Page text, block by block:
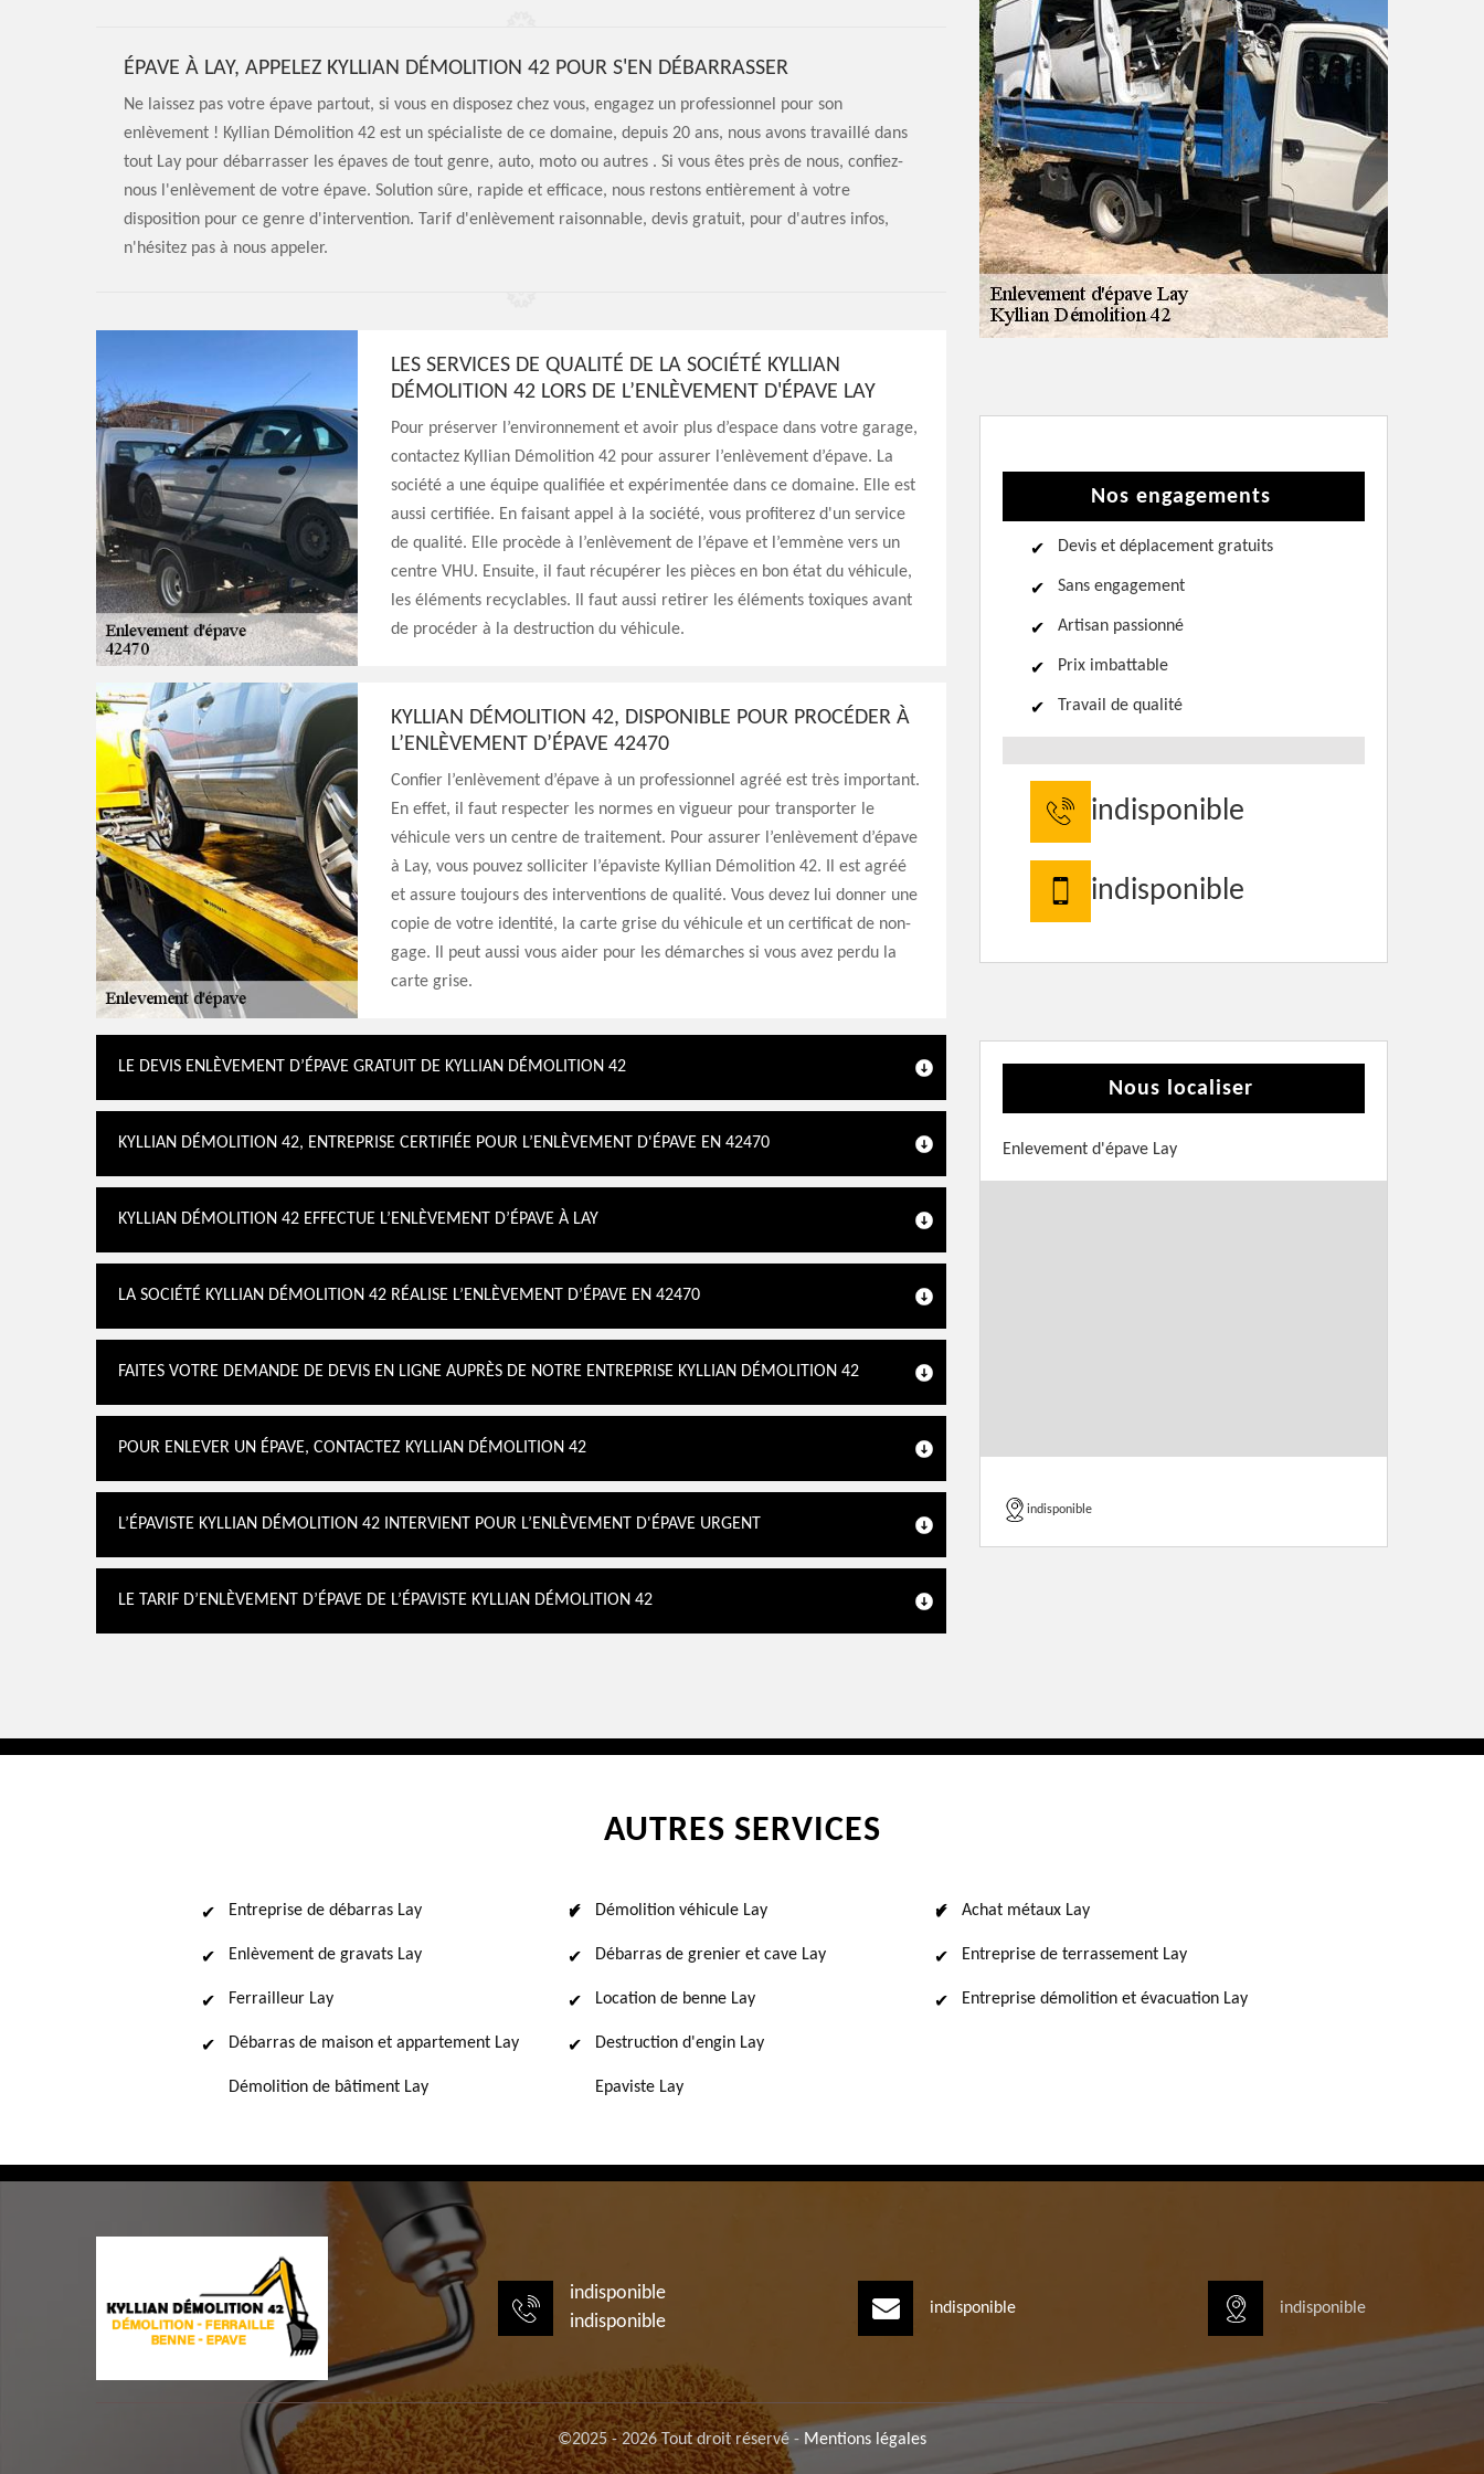
ÉPAVE À LAY, APPELEZ KYLLIAN DÉMOLITION 42 POUR S'EN DÉBARRASSER
Ne laissez pas votre épave partout, si vous en disposez chez vous, engagez un professionnel pour son
enlèvement ! Kyllian Démolition 42 est un spécialiste de ce domaine, depuis 20 ans, nous avons travaillé dans
tout Lay pour débarrasser les épaves de tout genre, auto, moto ou autres . Si vous êtes près de nous, confiez-
nous l'enlèvement de votre épave. Solution sûre, rapide et efficace, nous restons entièrement à votre
disposition pour ce genre d'intervention. Tarif d'enlèvement raisonnable, devis gratuit, pour d'autres infos,
n'hésitez pas à nous appeler.
LES SERVICES DE QUALITÉ DE LA SOCIÉTÉ KYLLIAN
DÉMOLITION 42 LORS DE L’ENLÈVEMENT D'ÉPAVE LAY
Pour préserver l’environnement et avoir plus d’espace dans votre garage,
contactez Kyllian Démolition 42 pour assurer l’enlèvement d’épave. La
société a une équipe qualifiée et expérimentée dans ce domaine. Elle est
aussi certifiée. En faisant appel à la société, vous profiterez d'un service
de qualité. Elle procède à l’enlèvement de l’épave et l’emmène vers un
centre VHU. Ensuite, il faut récupérer les pièces en bon état du véhicule,
les éléments recyclables. Il faut aussi retirer les éléments toxiques avant
de procéder à la destruction du véhicule.
KYLLIAN DÉMOLITION 42, DISPONIBLE POUR PROCÉDER À
L’ENLÈVEMENT D’ÉPAVE 42470
Confier l’enlèvement d’épave à un professionnel agréé est très important.
En effet, il faut respecter les normes en vigueur pour transporter le
véhicule vers un centre de traitement. Pour assurer l’enlèvement d’épave
à Lay, vous pouvez solliciter l’épaviste Kyllian Démolition 42. Il est agréé
et assure toujours des interventions de qualité. Vous devez lui donner une
copie de votre identité, la carte grise du véhicule et un certificat de non-
gage. Il peut aussi vous aider pour les démarches si vous avez perdu la
carte grise.
LE DEVIS ENLÈVEMENT D’ÉPAVE GRATUIT DE KYLLIAN DÉMOLITION 42
KYLLIAN DÉMOLITION 42, ENTREPRISE CERTIFIÉE POUR L’ENLÈVEMENT D'ÉPAVE EN 42470
KYLLIAN DÉMOLITION 42 EFFECTUE L’ENLÈVEMENT D’ÉPAVE À LAY
LA SOCIÉTÉ KYLLIAN DÉMOLITION 42 RÉALISE L’ENLÈVEMENT D’ÉPAVE EN 42470
FAITES VOTRE DEMANDE DE DEVIS EN LIGNE AUPRÈS DE NOTRE ENTREPRISE KYLLIAN DÉMOLITION 42
POUR ENLEVER UN ÉPAVE, CONTACTEZ KYLLIAN DÉMOLITION 42
L’ÉPAVISTE KYLLIAN DÉMOLITION 42 INTERVIENT POUR L’ENLÈVEMENT D'ÉPAVE URGENT
LE TARIF D’ENLÈVEMENT D’ÉPAVE DE L’ÉPAVISTE KYLLIAN DÉMOLITION 42
Nos engagements
Devis et déplacement gratuits
Sans engagement
Artisan passionné
Prix imbattable
Travail de qualité
indisponible
indisponible
Nous localiser
Enlevement d'épave Lay
indisponible
AUTRES SERVICES
Entreprise de débarras Lay
Enlèvement de gravats Lay
Ferrailleur Lay
Débarras de maison et appartement Lay
Démolition de bâtiment Lay
Démolition véhicule Lay
Débarras de grenier et cave Lay
Location de benne Lay
Destruction d'engin Lay
Epaviste Lay
Achat métaux Lay
Entreprise de terrassement Lay
Entreprise démolition et évacuation Lay
indisponible
indisponible
indisponible indisponible
©2025 - 2026 Tout droit réservé - Mentions légales